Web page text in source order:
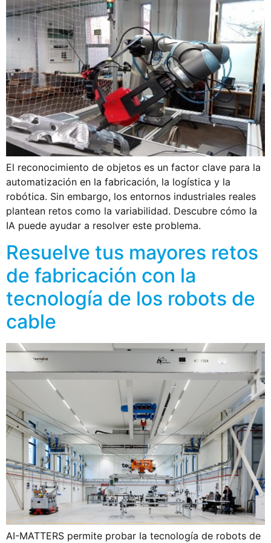
El reconocimiento de objetos es un factor clave para la
automatización en la fabricación, la logística y la
robótica. Sin embargo, los entornos industriales reales
plantean retos como la variabilidad. Descubre cómo la
IA puede ayudar a resolver este problema.
Resuelve tus mayores retos
de fabricación con la
tecnología de los robots de
cable
AI-MATTERS permite probar la tecnología de robots de